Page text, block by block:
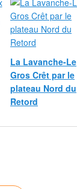
La Lavanche-Le
Gros Crêt par le
plateau Nord du
Retord